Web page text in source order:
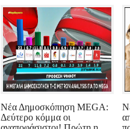
Νέα Δημοσκόπηση MEGA:
Δεύτερο κόμμα οι